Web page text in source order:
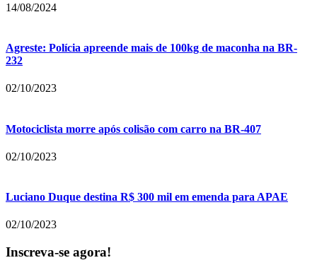
14/08/2024
Agreste: Polícia apreende mais de 100kg de maconha na BR-
232
02/10/2023
Motociclista morre após colisão com carro na BR-407
02/10/2023
Luciano Duque destina R$ 300 mil em emenda para APAE
02/10/2023
Inscreva-se agora!